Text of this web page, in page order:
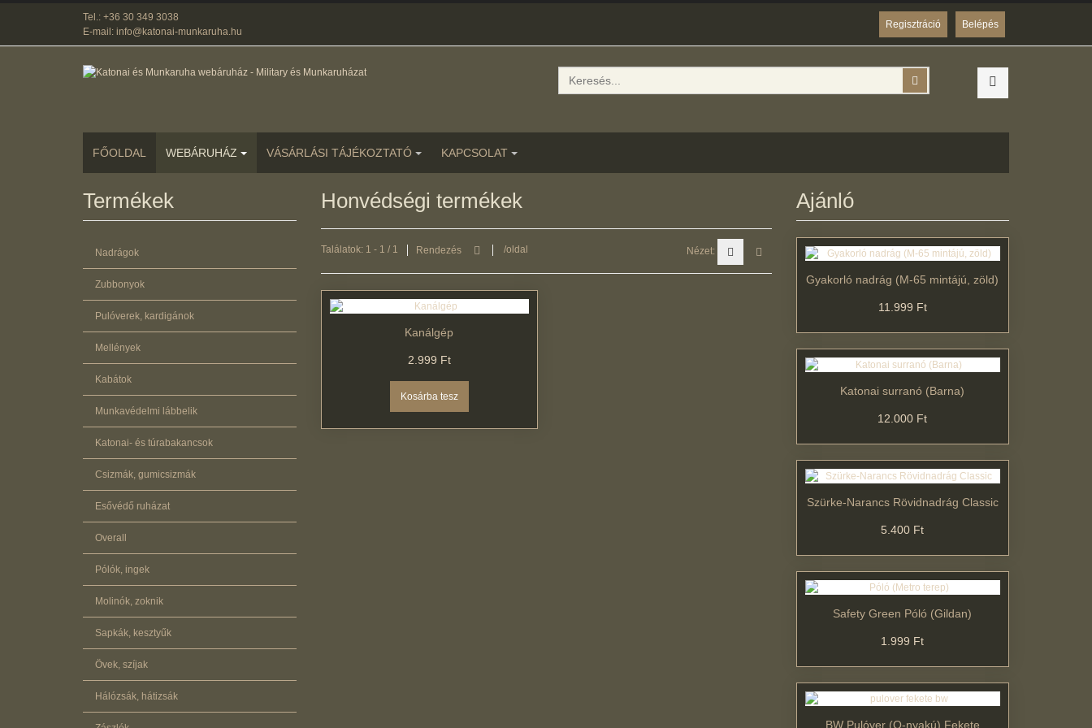
Tel.: +36 30 349 3038
E-mail: info@katonai-munkaruha.hu
Regisztráció Belépés
FŐOLDAL WEBÁRUHÁZ VÁSÁRLÁSI TÁJÉKOZTATÓ KAPCSOLAT
Honvédségi termékek
Találatok: 1 - 1 / 1 Rendezés /oldal Nézet:
Kanálgép
2.999 Ft
Termékek
Nadrágok
Zubbonyok
Pulóverek, kardigánok
Mellények
Kabátok
Munkavédelmi lábbelik
Katonai- és túrabakancsok
Csizmák, gumicsizmák
Esővédő ruházat
Overall
Pólók, ingek
Molinók, zoknik
Sapkák, kesztyűk
Övek, szíjak
Hálózsák, hátizsák
Ajánló
Gyakorló nadrág (M-65 mintájú, zöld)
11.999 Ft
Katonai surranó (Barna)
12.000 Ft
Szürke-Narancs Rövidnadrág Classic
5.400 Ft
Safety Green Póló (Gildan)
1.999 Ft
BW Pulóver (O-nyakú) Fekete